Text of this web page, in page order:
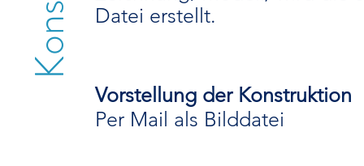
Datei erstellt.
Vorstellung der Konstruktion
Per Mail als Bilddatei